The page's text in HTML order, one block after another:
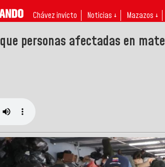
Chávez invicto Noticias ↓ Mazazos ↓
personas afectadas en